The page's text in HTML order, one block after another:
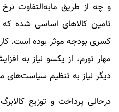
و چه از طریق مابه‌التفاوت
تامین کالاهای اساسی شده
کسری بودجه موثر بوده است.
مهار تورم، از یکسو نیاز به
دیگر نیاز به تنظیم
درحالی پرداخت و توزیع